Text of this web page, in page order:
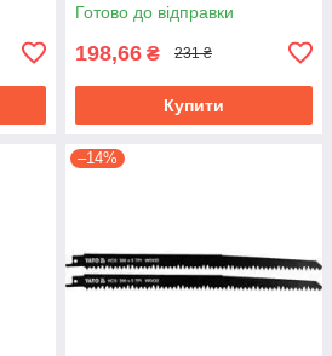
Готово до відправки
198,66 ₴ 231 ₴
Купити
–14%